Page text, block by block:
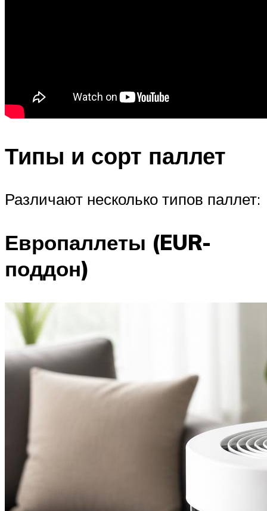
Типы и сорт паллет
Различают несколько типов паллет:
Европаллеты (EUR-
поддон)